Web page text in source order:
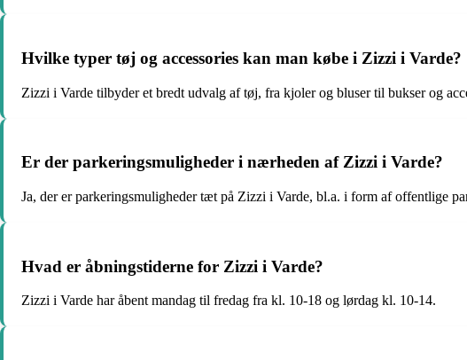
Hvilke typer tøj og accessories kan man købe i Zizzi i Varde?
Zizzi i Varde tilbyder et bredt udvalg af tøj, fra kjoler og bluser til bukser og
Er der parkeringsmuligheder i nærheden af Zizzi i Varde?
Ja, der er parkeringsmuligheder tæt på Zizzi i Varde, bl.a. i form af offentlige
Hvad er åbningstiderne for Zizzi i Varde?
Zizzi i Varde har åbent mandag til fredag fra kl. 10-18 og lørdag kl. 10-14.